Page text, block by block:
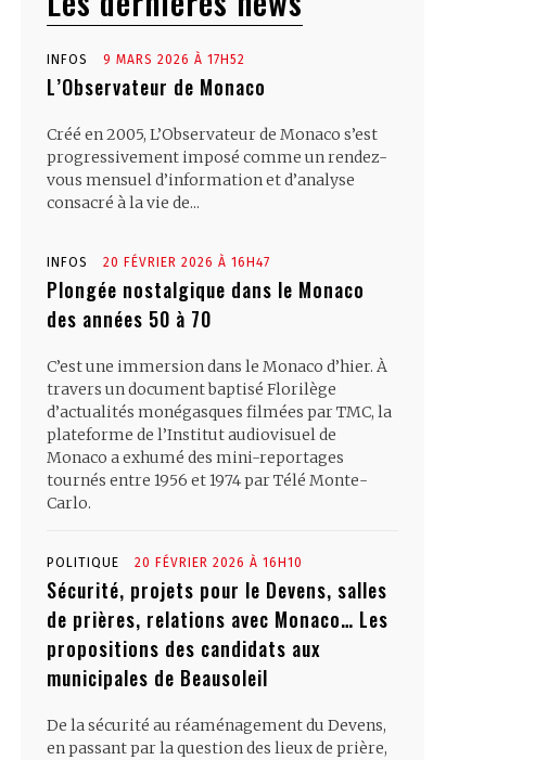
INFOS 9 MARS 2026 À 17H52
L’Observateur de Monaco
Créé en 2005, L’Observateur de Monaco s’est
progressivement imposé comme un rendez-
vous mensuel d’information et d’analyse
consacré à la vie de...
INFOS 20 FÉVRIER 2026 À 16H47
Plongée nostalgique dans le Monaco
des années 50 à 70
C’est une immersion dans le Monaco d’hier. À
travers un document baptisé Florilège
d’actualités monégasques filmées par TMC, la
plateforme de l’Institut audiovisuel de
Monaco a exhumé des mini-reportages
tournés entre 1956 et 1974 par Télé Monte-
Carlo.
POLITIQUE 20 FÉVRIER 2026 À 16H10
Sécurité, projets pour le Devens, salles
de prières, relations avec Monaco… Les
propositions des candidats aux
municipales de Beausoleil
De la sécurité au réaménagement du Devens,
en passant par la question des lieux de prière,